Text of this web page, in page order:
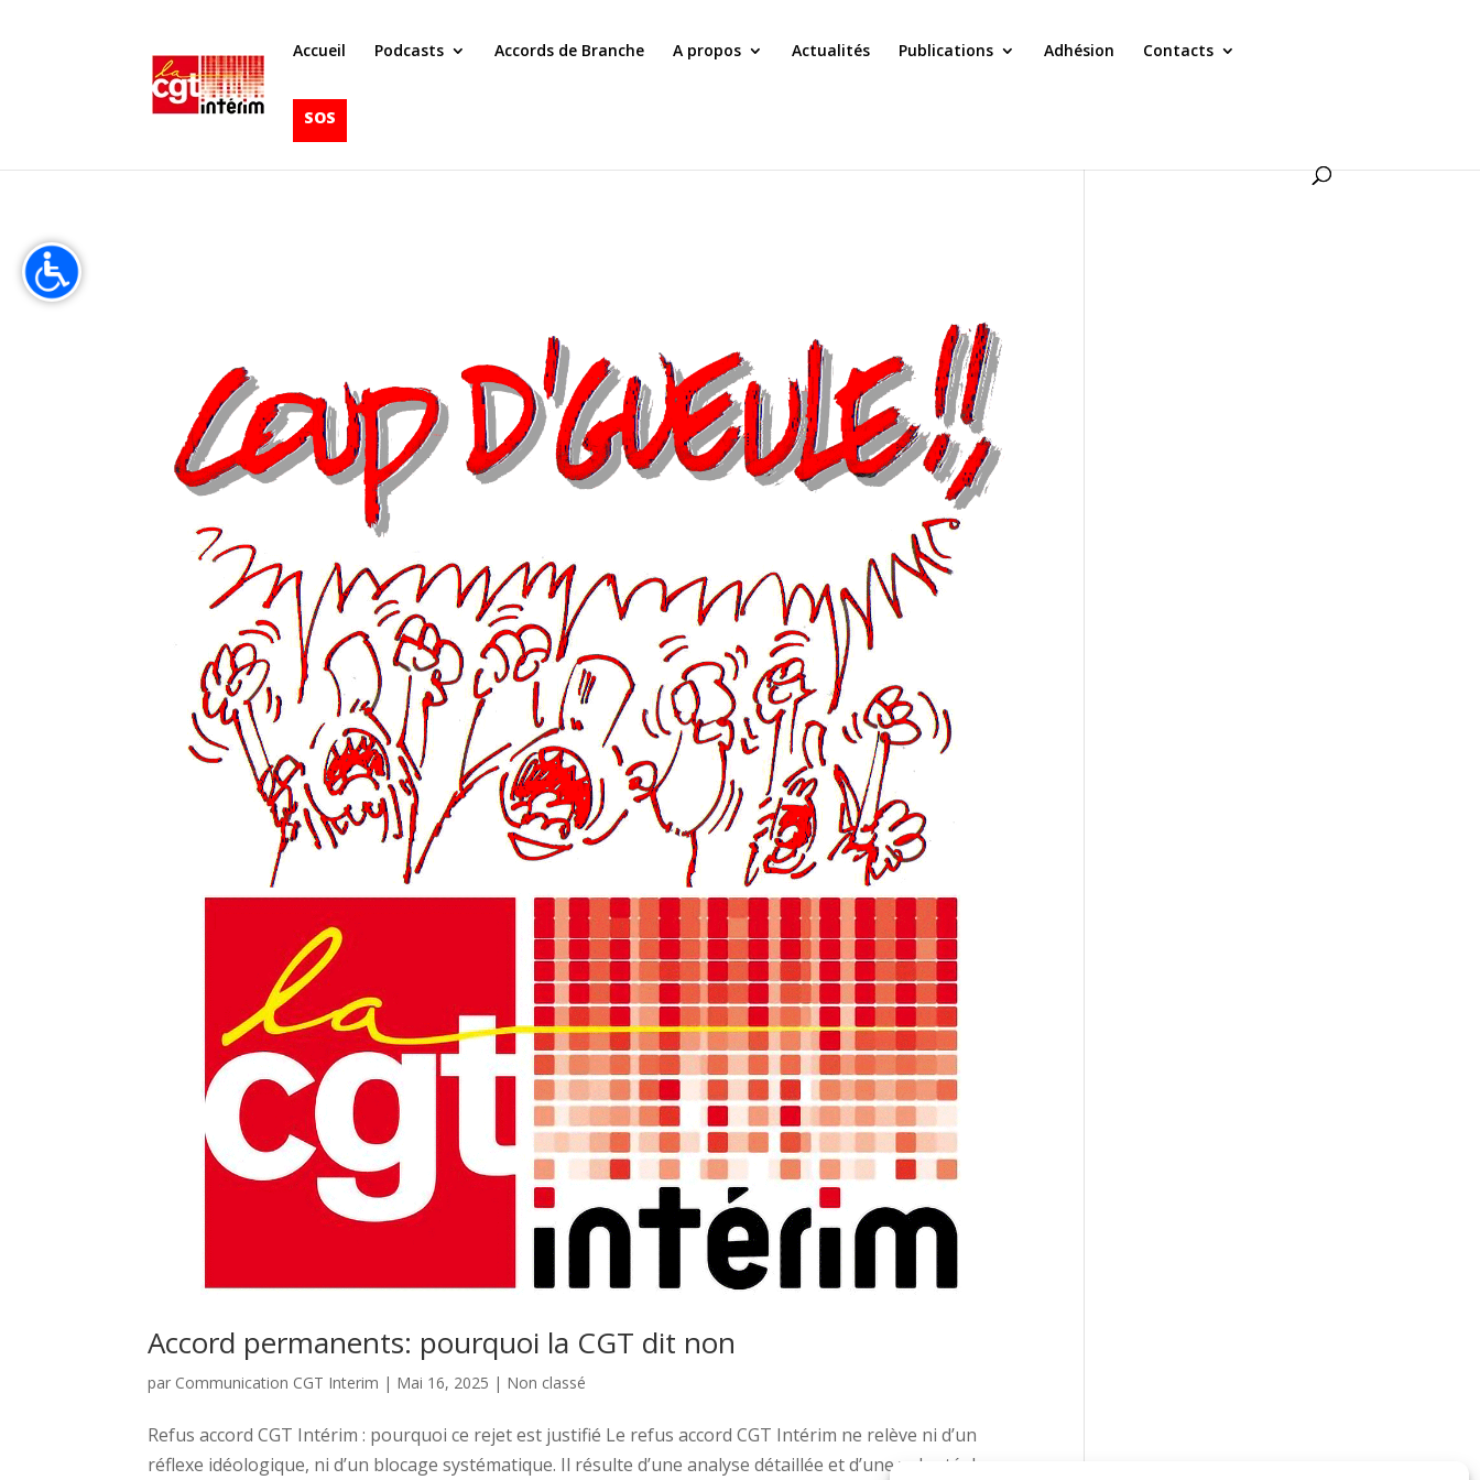
Accueil Podcasts Accords de Branche A propos Actualités Publications Adhésion Contacts
SOS
Accord permanents: pourquoi la CGT dit non
par Communication CGT Interim | Mai 16, 2025 | Non classé
Refus accord CGT Intérim : pourquoi ce rejet est justifié Le refus accord CGT Intérim ne relève ni d’un
réflexe idéologique, ni d’un blocage systématique. Il résulte d’une analyse détaillée et d’une volonté de